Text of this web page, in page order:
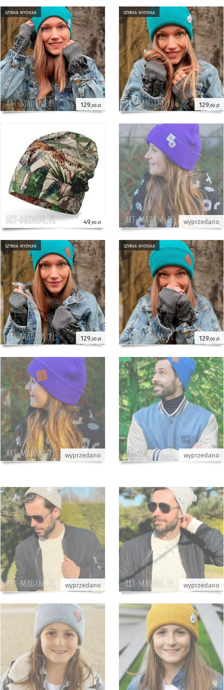
szybka wysyłka
129,00 zł
szybka wysyłka
129,00 zł
49,90 zł wyprzedano
szybka wysyłka
129,00 zł
szybka wysyłka
129,00 zł
wyprzedano wyprzedano
wyprzedano wyprzedano